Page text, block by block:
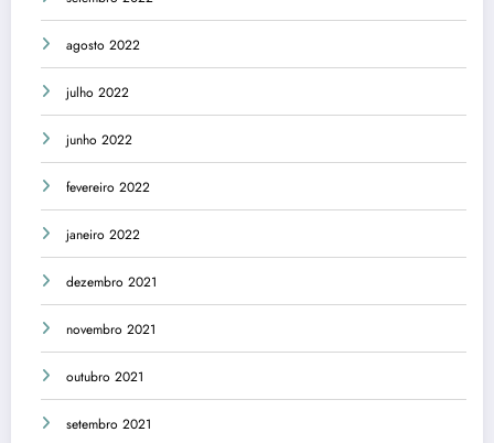
agosto 2022
julho 2022
junho 2022
fevereiro 2022
janeiro 2022
dezembro 2021
novembro 2021
outubro 2021
setembro 2021